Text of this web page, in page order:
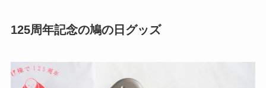
125周年記念の鳩の日グッズ